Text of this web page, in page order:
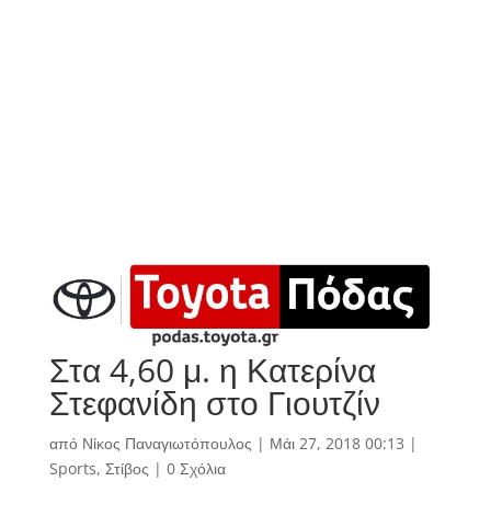
Στα 4,60 μ. η Κατερίνα
Στεφανίδη στο Γιουτζίν
από Νίκος Παναγιωτόπουλος | Μάι 27, 2018 00:13 |
Sports, Στίβος | 0 Σχόλια